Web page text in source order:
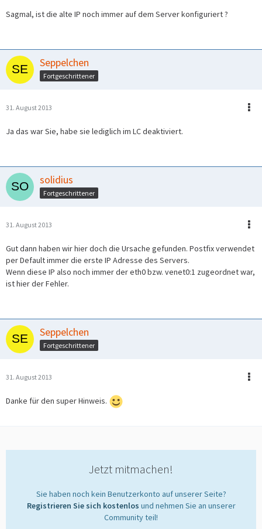
Sagmal, ist die alte IP noch immer auf dem Server konfiguriert ?
Seppelchen
Fortgeschrittener
31. August 2013
Ja das war Sie, habe sie lediglich im LC deaktiviert.
solidius
Fortgeschrittener
31. August 2013
Gut dann haben wir hier doch die Ursache gefunden. Postfix verwendet
per Default immer die erste IP Adresse des Servers.
Wenn diese IP also noch immer der eth0 bzw. venet0:1 zugeordnet war,
ist hier der Fehler.
Seppelchen
Fortgeschrittener
31. August 2013
Danke für den super Hinweis.
Jetzt mitmachen!
Sie haben noch kein Benutzerkonto auf unserer Seite?
Registrieren Sie sich kostenlos und nehmen Sie an unserer
Community teil!